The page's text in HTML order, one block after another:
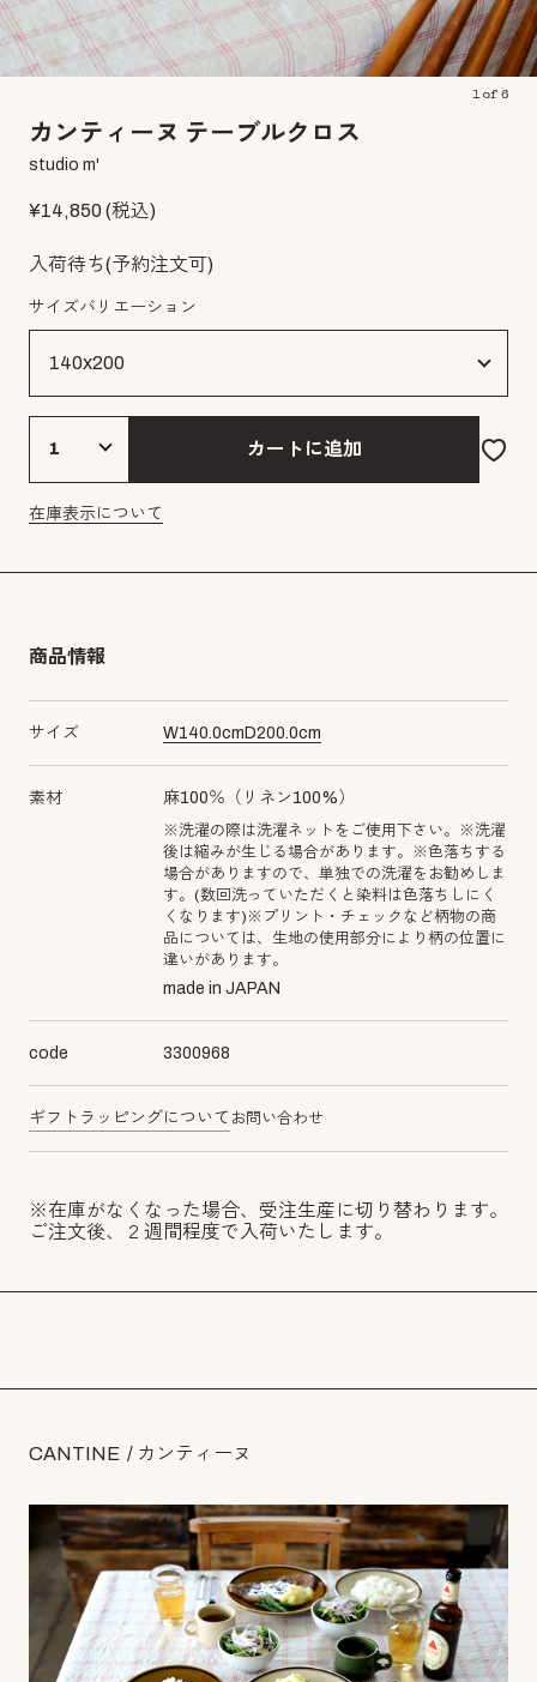
1of 6
カンティーヌ テーブルクロス
studio m'
¥14,850(税込)
入荷待ち(予約注文可)
サイズバリエーション
カートに追加
在庫表示について
商品情報
サイズ W140.0cm D200.0cm
素材 麻100％（リネン100%）
※洗濯の際は洗濯ネットをご使用下さい。※洗濯
後は縮みが生じる場合があります。※色落ちする
場合がありますので、単独での洗濯をお勧めしま
す。(数回洗っていただくと染料は色落ちしにく
くなります)※プリント・チェックなど柄物の商
品については、生地の使用部分により柄の位置に
違いがあります。
made in JAPAN
code 3300968
ギフトラッピングについて お問い合わせ
※在庫がなくなった場合、受注生産に切り替わります。
ご注文後、２週間程度で入荷いたします。
CANTINE / カンティーヌ